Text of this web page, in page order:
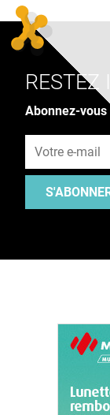
RESTEZ
Abonnez-